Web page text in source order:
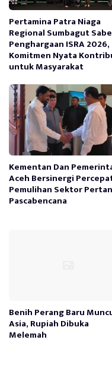
Pertamina Patra Niaga
Regional Sumbagut
Penghargaan ISRA 2026,
Komitmen Nyata
untuk Masyarakat
Kementan Dan
Aceh Bersinergi
Pemulihan Sektor
Pascabencana
Benih Perang Baru
Asia, Rupiah Dibuka
Melemah